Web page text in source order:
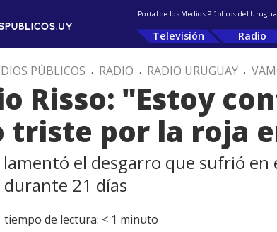
Portal de los Medios Públicos del
Televisión Radio
PÚBLICOS . RADIO . RADIO URUGUAY .
Risso: "Estoy
triste por la roja
lamentó el desgarro que sufrió
durante 21 días
tiempo de lectura: < 1 minuto